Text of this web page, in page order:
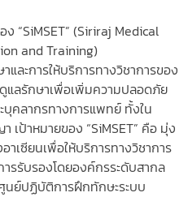
“SiMSET” (Siriraj Medical
and Training)
ละการให้บริการทางวิชาการของ
ลรักษาเพื่อเพิ่มความปลอดภัย
คลากรทางการแพทย์ ทั้งใน
ป้าหมายของ “SiMSET” คือ มุ่ง
เซียนเพื่อให้บริการทางวิชาการ
รรับรองโดยองค์กรระดับสากล
นย์ปฏิบัติการฝึกทักษะระบบ